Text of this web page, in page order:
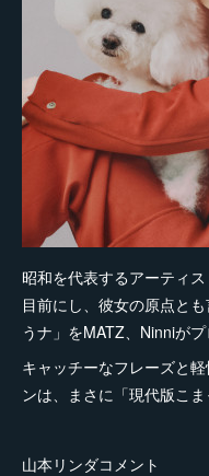
昭和を代表するアーティ
目前にし、彼女の原点と
うナ」をMATZ、Ninniがプ
キャッチーなフレーズと
ンは、まさに「現代版こ
山本リンダコメント